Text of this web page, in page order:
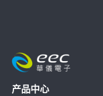
产品中心